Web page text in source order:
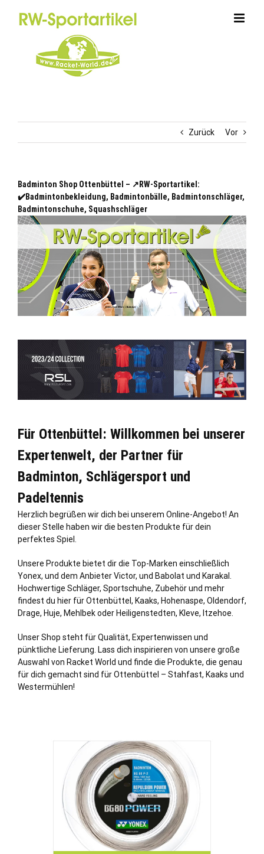
Zurück Vor
Badminton Shop Ottenbüttel – ↗️RW-Sportartikel:
✔️Badmintonbekleidung, Badmintonbälle, Badmintonschläger,
Badmintonschuhe, Squashschläger
Für Ottenbüttel: Willkommen bei unserer
Expertenwelt, der Partner für
Badminton, Schlägersport und
Padeltennis
Herzlich begrüßen wir dich bei unserem Online-Angebot! An
dieserStelle haben wir die besten Produkte für dein
perfektes Spiel.
Unsere Produkte bietet dir die Top-Marken einschließlich
Yonex, und dem Anbieter Victor, und Babolat und Karakal.
Hochwertige Schläger, Sportschuhe, Zubehör und mehr
findest du hier für Ottenbüttel, Kaaks, Hohenaspe, Oldendorf,
Drage, Huje, Mehlbekoder Heiligenstedten, Kleve, Itzehoe
Unser Shop steht für Qualität, Expertenwissen und
pünktliche Lieferung. Lass dich inspirieren von unsere große
Auswahl von Racket World und finde die Produkte, die genau
für dich gemacht sind für Ottenbüttel – Stahfast, Kaaks und
Westermühlen!